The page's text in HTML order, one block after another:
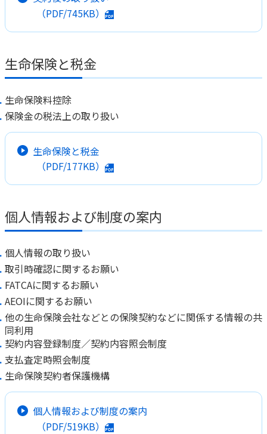
（PDF/745KB）
生命保険と税金
生命保険料控除
保険金の税法上の取り扱い
生命保険と税金
（PDF/177KB）
個人情報および制度の案内
個人情報の取り扱い
取引時確認に関するお願い
FATCAに関するお願い
AEOIに関するお願い
他の生命保険会社などとの保険契約などに関係する情報の共
同利用
契約内容登録制度／契約内容照会制度
支払査定時照会制度
生命保険契約者保護機構
個人情報および制度の案内
（PDF/519KB）